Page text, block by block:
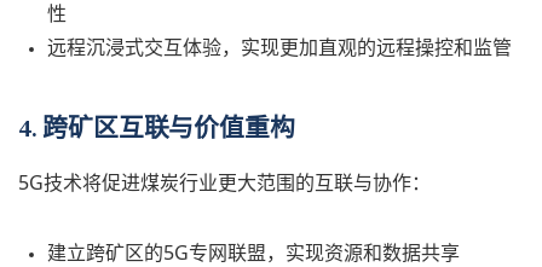
性
远程沉浸式交互体验，实现更加直观的远程操控和监管
4. 跨矿区互联与价值重构
5G技术将促进煤炭行业更大范围的互联与协作：
建立跨矿区的5G专网联盟，实现资源和数据共享